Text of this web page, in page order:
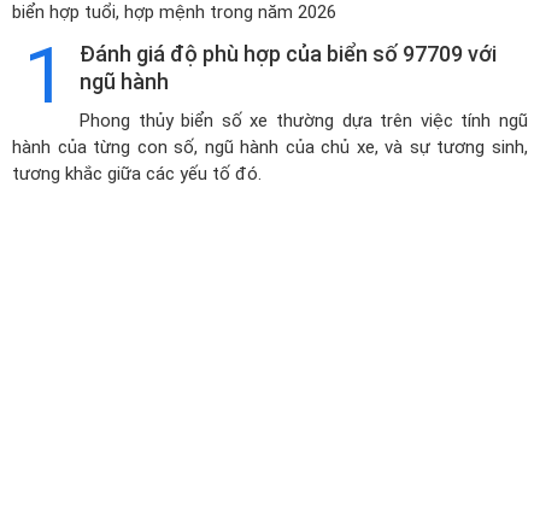
biển hợp tuổi, hợp mệnh trong năm 2026
1
Đánh giá độ phù hợp của biển số 97709 với
ngũ hành
Phong thủy biển số xe thường dựa trên việc tính ngũ
hành của từng con số, ngũ hành của chủ xe, và sự tương sinh,
tương khắc giữa các yếu tố đó.